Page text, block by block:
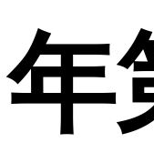
年